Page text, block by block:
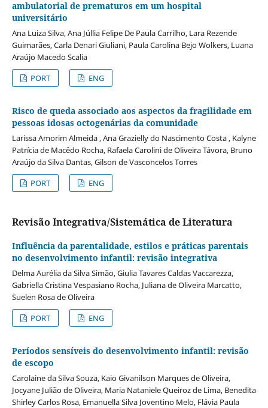
ambulatorial de prematuros em um hospital
universitário
Ana Luiza Silva, Ana Júllia Felipe De Paula Carrilho, Lara Rezende
Guimarães, Carla Denari Giuliani, Paula Carolina Bejo Wolkers, Luana
Araújo Macedo Scalia
PORT
ENG
Risco de queda associado aos aspectos da fragilidade em
pessoas idosas octogenárias da comunidade
Larissa Amorim Almeida , Ana Grazielly do Nascimento Costa , Kalyne
Patrícia de Macêdo Rocha, Rafaela Carolini de Oliveira Távora, Bruno
Araújo da Silva Dantas, Gilson de Vasconcelos Torres
PORT
ENG
Revisão Integrativa/Sistemática de Literatura
Influência da parentalidade, estilos e práticas parentais
no desenvolvimento infantil: revisão integrativa
Delma Aurélia da Silva Simão, Giulia Tavares Caldas Vaccarezza,
Gabriella Cristina Vespasiano Rocha, Juliana de Oliveira Marcatto,
Suelen Rosa de Oliveira
PORT
ENG
Períodos sensíveis do desenvolvimento infantil: revisão
de escopo
Carolaine da Silva Souza, Kaio Givanilson Marques de Oliveira,
Jocyane Julião de Oliveira, Maria Nataniele Queiroz de Lima, Benedita
Shirley Carlos Rosa, Emanuella Silva Joventino Melo, Flávia Paula